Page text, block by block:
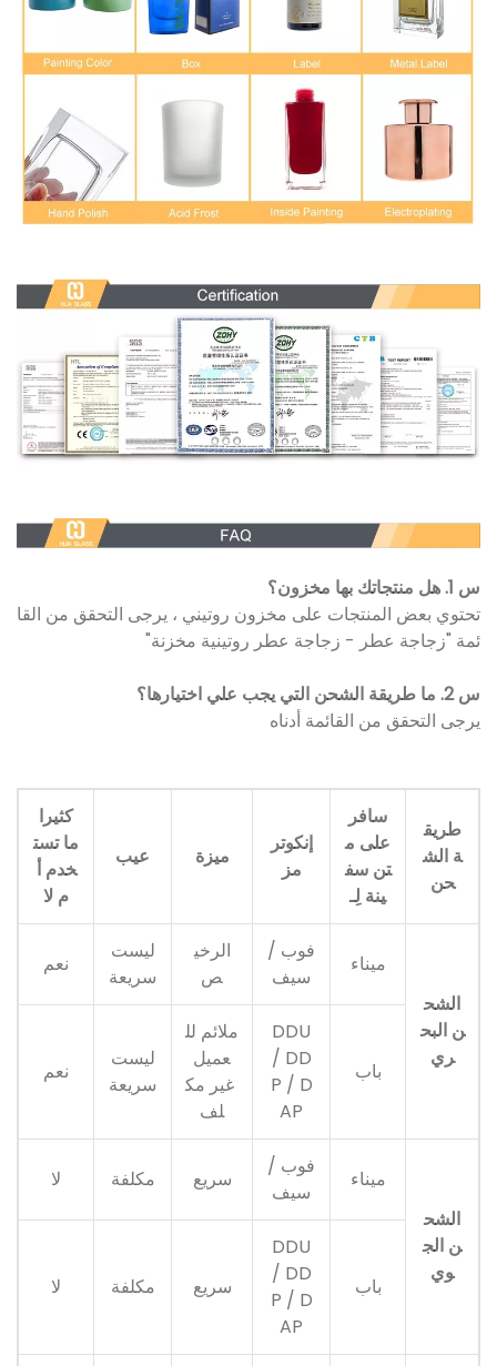
س 1. هل منتجاتك بها مخزون؟
تحتوي بعض المنتجات على مخزون روتيني ، يرجى التحقق من القا
ئمة "زجاجة عطر - زجاجة عطر روتينية مخزنة"
س 2. ما طريقة الشحن التي يجب علي اختيارها؟
يرجى التحقق من القائمة أدناه
طريق
ة الش
حن
سافر
على م
تن سف
ينة لِـ
إنكوتر
مز
ميزة عيب
كثيرا
ما تست
خدم أ
م لا
الشح
ن البح
ري
ميناء
فوب /
سيف
الرخي
ص
ليست
سريعة
نعم
باب
DDU
/ DD
P / D
AP
ملائم لل
عميل
غير مك
لف
ليست
سريعة
نعم
الشح
ن الج
وي
ميناء
فوب /
سيف
سريع مكلفة لا
باب
DDU
/ DD
P / D
AP
سريع مكلفة لا